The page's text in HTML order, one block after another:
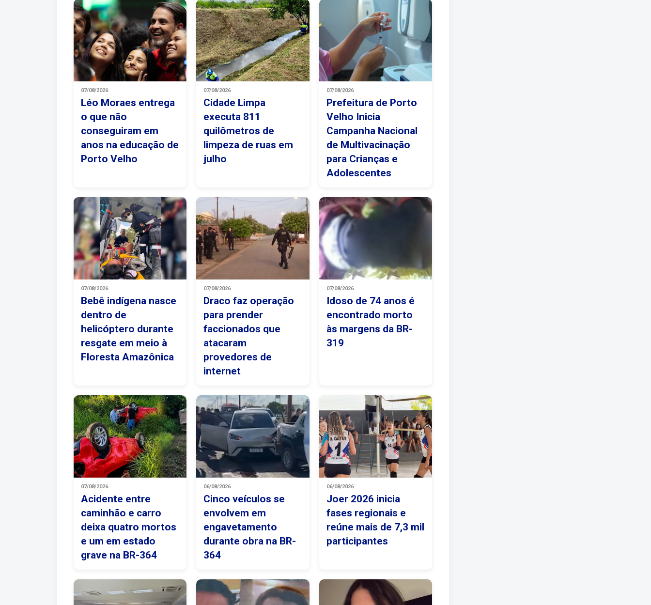
07/08/2026
Léo Moraes entrega
o que não
conseguiram em
anos na educação de
Porto Velho
07/08/2026
Cidade Limpa
executa 811
quilômetros de
limpeza de ruas em
julho
07/08/2026
Prefeitura de Porto
Velho Inicia
Campanha Nacional
de Multivacinação
para Crianças e
Adolescentes
07/08/2026
Bebê indígena nasce
dentro de
helicóptero durante
resgate em meio à
Floresta Amazônica
07/08/2026
Draco faz operação
para prender
faccionados que
atacaram
provedores de
internet
07/08/2026
Idoso de 74 anos é
encontrado morto
às margens da BR-
319
07/08/2026
Acidente entre
caminhão e carro
deixa quatro mortos
e um em estado
grave na BR-364
06/08/2026
Cinco veículos se
envolvem em
engavetamento
durante obra na BR-
364
06/08/2026
Joer 2026 inicia
fases regionais e
reúne mais de 7,3 mil
participantes